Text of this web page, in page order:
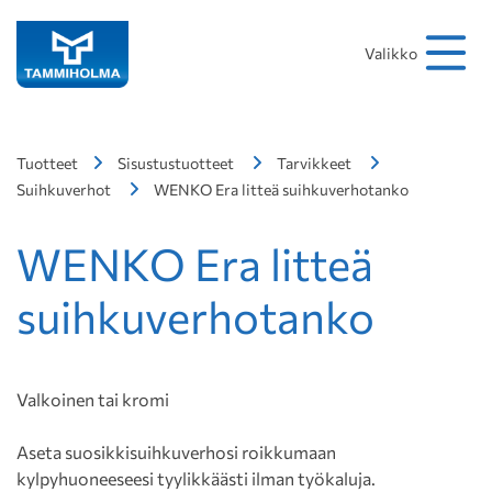
Valikko
Tuotteet Sisustustuotteet
Tarvikkeet
Suihkuverhot
WENKO Era litteä suihkuverhotanko
WENKO Era litteä
suihkuverhotanko
Valkoinen tai kromi
Aseta suosikkisuihkuverhosi roikkumaan
kylpyhuoneeseesi tyylikkäästi ilman työkaluja.